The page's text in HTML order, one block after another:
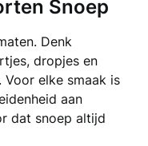
Snoep
Denk
dropjes en
Voor elke smaak is
aan
dat snoep altijd